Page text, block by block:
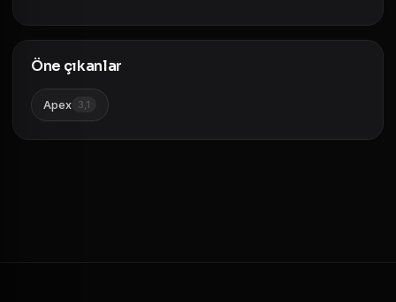
Öne çıkanlar
Apex 3,1